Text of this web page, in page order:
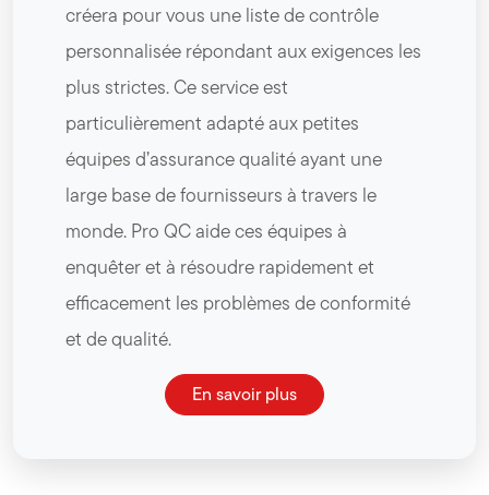
créera pour vous une liste de contrôle
personnalisée répondant aux exigences les
plus strictes. Ce service est
particulièrement adapté aux petites
équipes d’assurance qualité ayant une
large base de fournisseurs à travers le
monde. Pro QC aide ces équipes à
enquêter et à résoudre rapidement et
efficacement les problèmes de conformité
et de qualité.
En savoir plus